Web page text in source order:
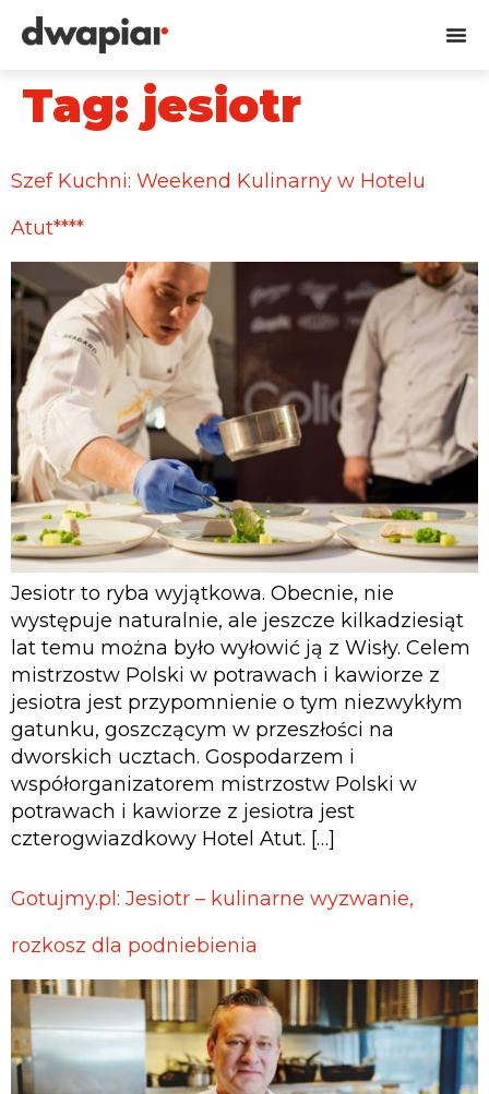
Tag: jesiotr
Szef Kuchni: Weekend Kulinarny w Hotelu
Atut****
Jesiotr to ryba wyjątkowa. Obecnie, nie
występuje naturalnie, ale jeszcze kilkadziesiąt
lat temu można było wyłowić ją z Wisły. Celem
mistrzostw Polski w potrawach i kawiorze z
jesiotra jest przypomnienie o tym niezwykłym
gatunku, goszczącym w przeszłości na
dworskich ucztach. Gospodarzem i
współorganizatorem mistrzostw Polski w
potrawach i kawiorze z jesiotra jest
czterogwiazdkowy Hotel Atut. […]
Gotujmy.pl: Jesiotr – kulinarne wyzwanie,
rozkosz dla podniebienia